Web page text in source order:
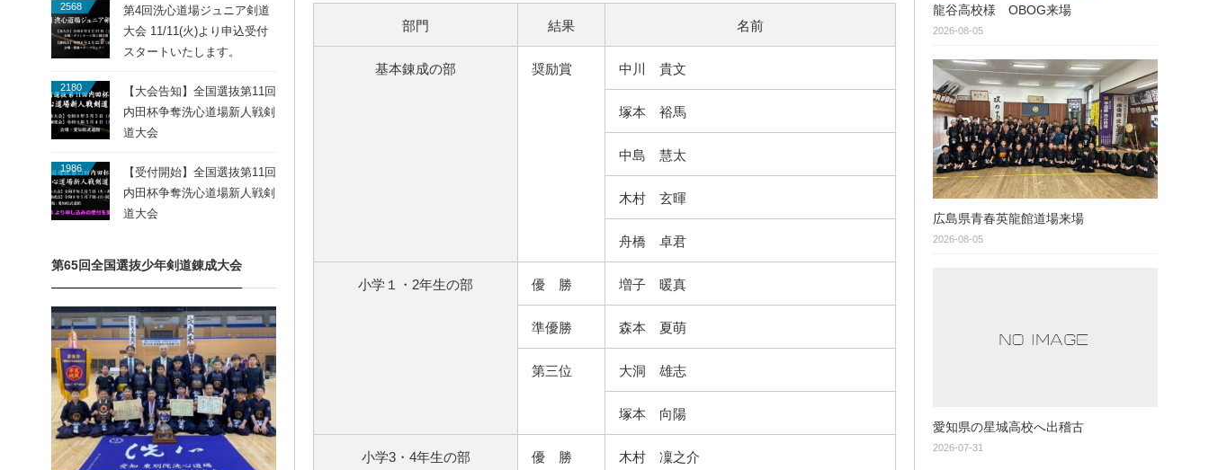
部門 結果 名前
基本錬成の部 奨励賞 中川 貴文
塚本 裕馬
中島 慧太
木村 玄暉
舟橋 卓君
小学１・2年生の部 優 勝 増子 暖真
準優勝 森本 夏萌
第三位 大洞 雄志
塚本 向陽
小学3・4年生の部 優 勝 木村 凜之介
2568
第4回洗心道場ジュニア剣道
大会 11/11(火)より申込受付
スタートいたします。
2180
【大会告知】全国選抜第11回
内田杯争奪洗心道場新人戦剣
道大会
1986
【受付開始】全国選抜第11回
内田杯争奪洗心道場新人戦剣
道大会
第65回全国選抜少年剣道錬成大会
龍谷高校様 OBOG来場
2026-08-05
広島県青春英龍館道場来場
2026-08-05
愛知県の星城高校へ出稽古
2026-07-31